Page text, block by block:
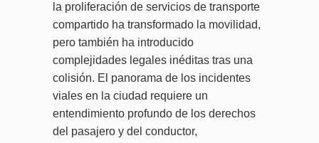
la proliferación de servicios de transporte
compartido ha transformado la movilidad,
pero también ha introducido
complejidades legales inéditas tras una
colisión. El panorama de los incidentes
viales en la ciudad requiere un
entendimiento profundo de los derechos
del pasajero y del conductor,